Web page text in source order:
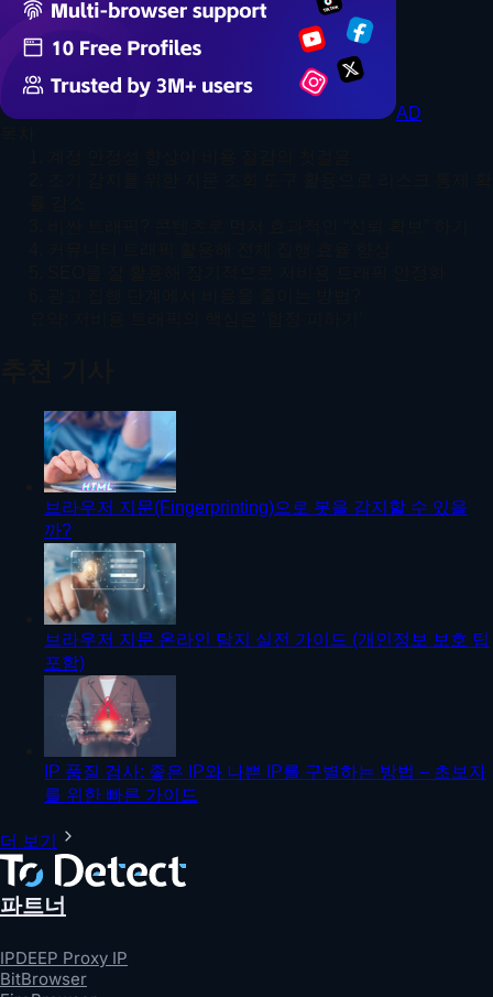
AD
브라우저 지문(Fingerprinting)으로 봇을 감지할 수 있을
까?
브라우저 지문 온라인 탐지 실전 가이드 (개인정보 보호 팁
포함)
IP 품질 검사: 좋은 IP와 나쁜 IP를 구별하는 방법 – 초보자
를 위한 빠른 가이드
더 보기
파트너
IPDEEP Proxy IP
BitBrowser